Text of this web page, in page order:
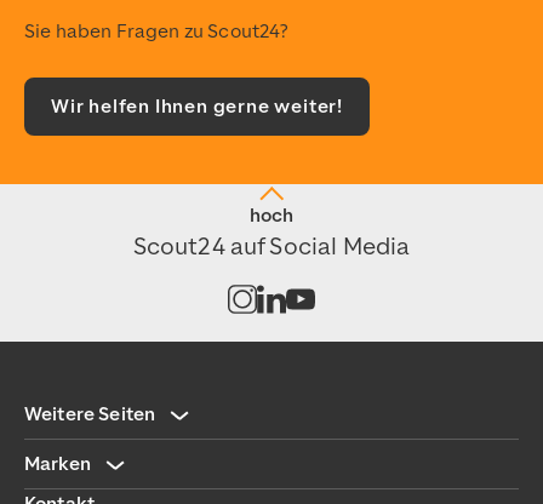
Sie haben Fragen zu Scout24?
Wir helfen Ihnen gerne weiter!
hoch
Scout24 auf Social Media
Kanal auf Instagram öffnen
Kanal auf LinkedIn öffnen
Weitere Seiten
Marken